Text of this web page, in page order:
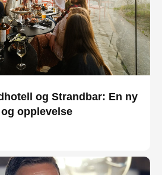
og Strandbar: En ny
opplevelse